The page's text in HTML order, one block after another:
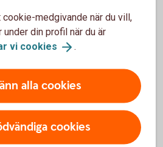
sätta in och ta ut kontanter.
medgivande när du vill,
din profil när du är
vi cookies .
alla cookies
cookies